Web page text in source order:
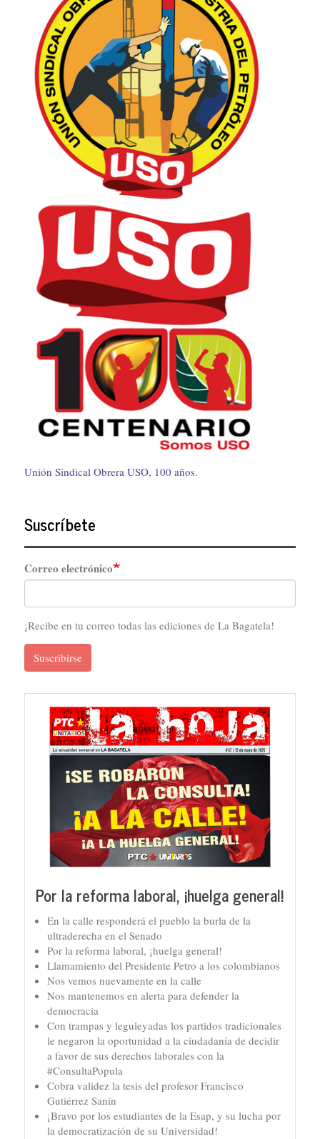
Unión Sindical Obrera USO, 100 años.
Suscríbete
Correo electrónico
¡Recibe en tu correo todas las ediciones de La Bagatela!
Suscribirse
Por la reforma laboral, ¡huelga general!
En la calle responderá el pueblo la burla de la
ultraderecha en el Senado
Por la reforma laboral, ¡huelga general!
Llamamiento del Presidente Petro a los colombianos
Nos vemos nuevamente en la calle
Nos mantenemos en alerta para defender la
democracia
Con trampas y leguleyadas los partidos tradicionales
le negaron la oportunidad a la ciudadanía de decidir
a favor de sus derechos laborales con la
#ConsultaPopula
Cobra validez la tesis del profesor Francisco
Gutiérrez Sanín
¡Bravo por los estudiantes de la Esap, y su lucha por
la democratización de su Universidad!